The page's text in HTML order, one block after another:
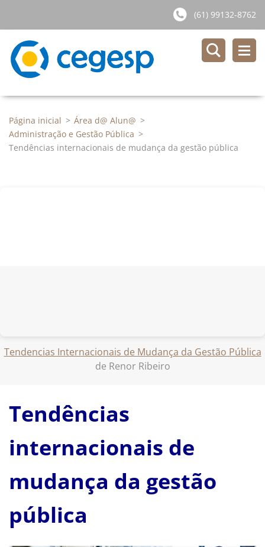
(61) 99132-8762
Página inicial > Área d@ Alun@ >
Administração e Gestão Pública >
Tendências internacionais de mudança da gestão pública
Tendencias Internacionais de Mudança da Gestão Pública
de Renor Ribeiro
Tendências
internacionais de
mudança da gestão
pública